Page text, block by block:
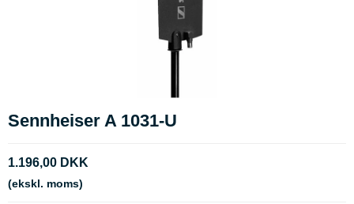
Sennheiser A 1031-U
1.196,00 DKK
(ekskl. moms)